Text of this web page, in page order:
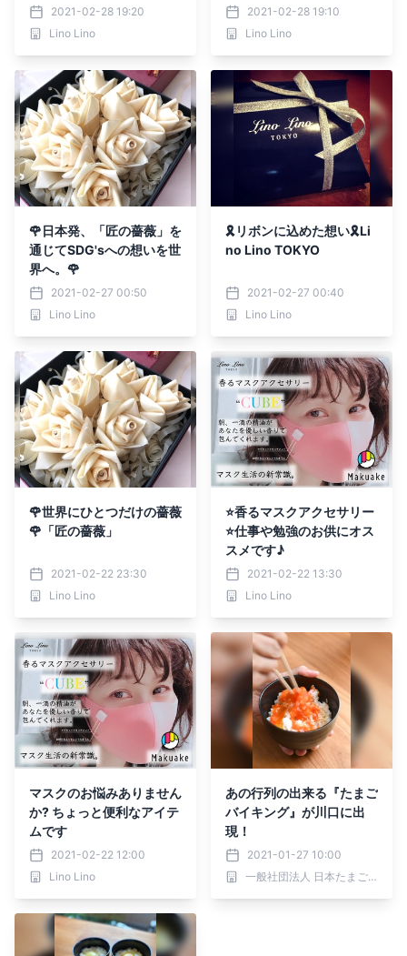
2021-02-28 19:20
Lino Lino
2021-02-28 19:10
Lino Lino
🌹日本発、「匠の薔薇」を
通じてSDG'sへの想いを世
界へ。🌹
2021-02-27 00:50
Lino Lino
🎗リボンに込めた想い🎗Li
no Lino TOKYO
2021-02-27 00:40
Lino Lino
🌹世界にひとつだけの薔薇
🌹「匠の薔薇」
2021-02-22 23:30
Lino Lino
⭐️香るマスクアクセサリー
⭐️仕事や勉強のお供にオス
スメです♪
2021-02-22 13:30
Lino Lino
マスクのお悩みありません
か? ちょっと便利なアイテ
ムです
2021-02-22 12:00
Lino Lino
あの行列の出来る『たまご
バイキング』が川口に出
現！
2021-01-27 10:00
一般社団法人 日本たまごかけごはん研究所